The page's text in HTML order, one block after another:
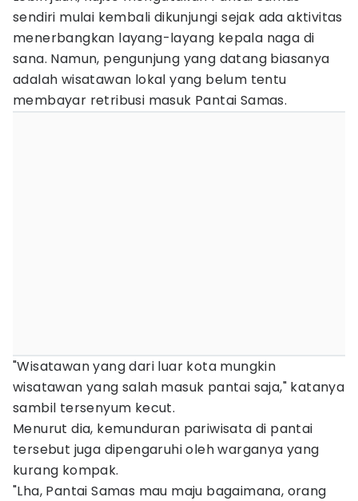
sendiri mulai kembali dikunjungi sejak ada aktivitas
menerbangkan layang-layang kepala naga di
sana. Namun, pengunjung yang datang biasanya
adalah wisatawan lokal yang belum tentu
membayar retribusi masuk Pantai Samas.
"Wisatawan yang dari luar kota mungkin
wisatawan yang salah masuk pantai saja," katanya
sambil tersenyum kecut.
Menurut dia, kemunduran pariwisata di pantai
tersebut juga dipengaruhi oleh warganya yang
kurang kompak.
"Lha, Pantai Samas mau maju bagaimana, orang